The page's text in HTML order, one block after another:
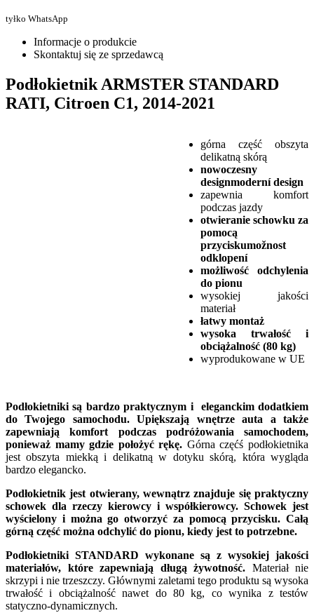
tyłko WhatsApp
Informacje o produkcie
Skontaktuj się ze sprzedawcą
Podłokietnik ARMSTER STANDARD
RATI, Citroen C1, 2014-2021
górna część obszyta
delikatną skórą
nowoczesny
designmoderní design
zapewnia komfort
podczas jazdy
otwieranie schowku za
pomocą
przyciskumožnost
odklopení
możliwość odchylenia
do pionu
wysokiej jakości
materiał
łatwy montaż
wysoka trwałość i
obciążalność (80 kg)
wyprodukowane w UE
Podłokietniki są bardzo praktycznym i eleganckim dodatkiem
do Twojego samochodu. Upiększają wnętrze auta a także
zapewniają komfort podczas podróżowania samochodem,
ponieważ mamy gdzie położyć rękę. Górna częćś podłokietnika
jest obszyta miekką i delikatną w dotyku skórą, która wygląda
bardzo elegancko.
Podłokietnik jest otwierany, wewnątrz znajduje się praktyczny
schowek dla rzeczy kierowcy i współkierowcy. Schowek jest
wyścielony i można go otworzyć za pomocą przycisku. Całą
górną część można odchylić do pionu, kiedy jest to potrzebne.
Podłokietniki STANDARD wykonane są z wysokiej jakości
materiałów, które zapewniają długą żywotność. Materiał nie
skrzypi i nie trzeszczy. Głównymi zaletami tego produktu są wysoka
trwałość i obciążalność nawet do 80 kg, co wynika z testów
statyczno-dynamicznych.